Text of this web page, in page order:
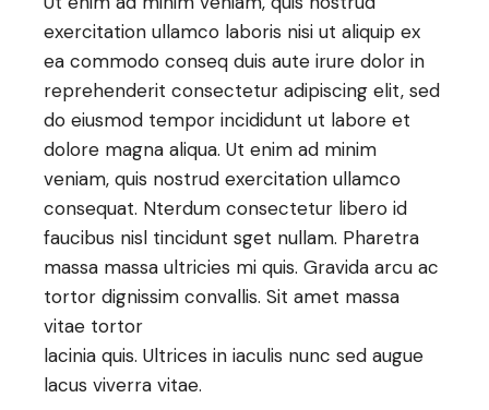
exercitation ullamco laboris nisi ut aliquip ex
ea commodo conseq duis aute irure dolor in
reprehenderit consectetur adipiscing elit, sed
do eiusmod tempor incididunt ut labore et
dolore magna aliqua. Ut enim ad minim
veniam, quis nostrud exercitation ullamco
consequat. Nterdum consectetur libero id
faucibus nisl tincidunt sget nullam. Pharetra
massa massa ultricies mi quis. Gravida arcu ac
tortor dignissim convallis. Sit amet massa
vitae tortor
lacinia quis. Ultrices in iaculis nunc sed augue
lacus viverra vitae.